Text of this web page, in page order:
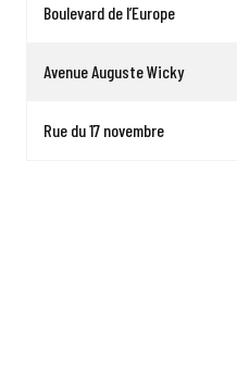
Boulevard de l’Europe
Avenue Auguste Wicky
Rue du 17 novembre